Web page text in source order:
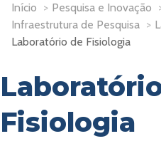
Início > Pesquisa e Inovação
Infraestrutura de Pesquisa >
Laboratório de Fisiologia
Fisiologia